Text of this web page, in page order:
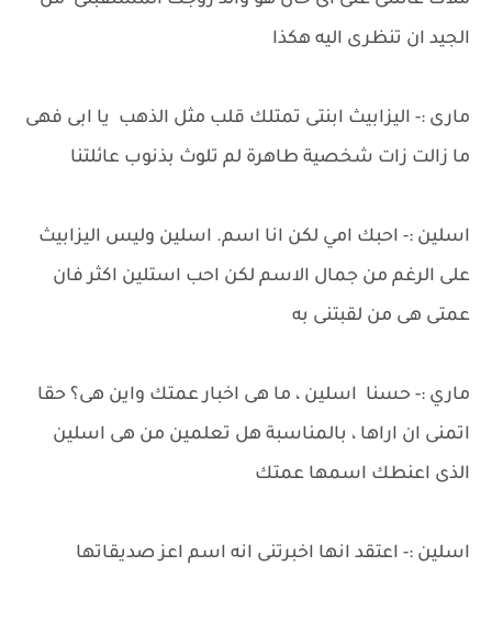
الجيد ان تنظرى اليه هكذا
مارى :- اليزابيث ابنتى تمتلك قلب مثل الذهب يا ابى فهى
ما زالت زات شخصية طاهرة لم تلوث بذنوب عائلتنا
اسلين :- احبك امي لكن انا اسم. اسلين وليس اليزابيث
على الرغم من جمال الاسم لكن احب استلين اكثر فان
عمتى هى من لقبتنى به
ماري :- حسنا اسلين ، ما هى اخبار عمتك واين هى؟ حقا
اتمنى ان اراها ، بالمناسبة هل تعلمين من هى اسلين
الذى اعنطك اسمها عمتك
اسلين :- اعتقد انها اخبرتنى انه اسم اعز صديقاتها